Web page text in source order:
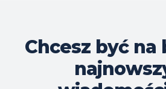
Chcesz być na